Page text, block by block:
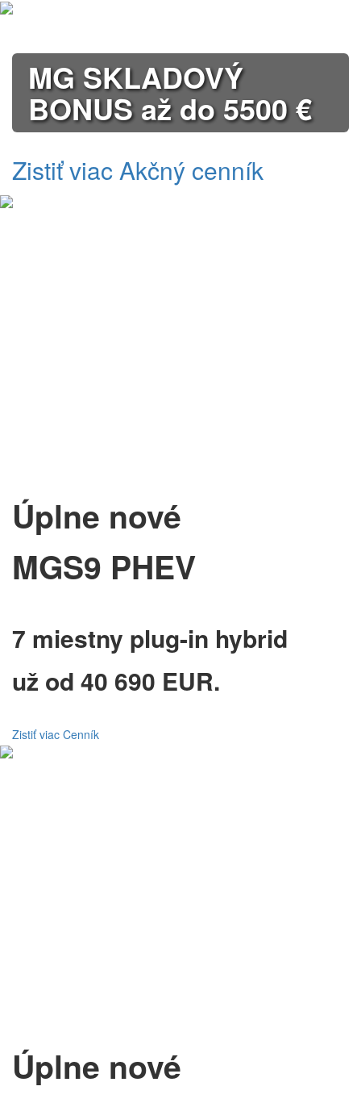
MG SKLADOVÝ
BONUS až do 5500 €
Zistiť viacAkčný cenník
Úplne nové
MGS9 PHEV
7 miestny plug-in hybrid
už od 40 690 EUR.
Zistiť viac Cenník
Úplne nové